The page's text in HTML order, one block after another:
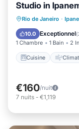
Studio in
Rio de Janeiro ·
10.0 Exceptionnel(
1 Chambre 1 Bain 2
Cuisine
Cuisine
Adapté
€160/nuit
7 nuits - €1,119